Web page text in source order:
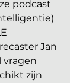
podcast
Jan
vragen
zijn